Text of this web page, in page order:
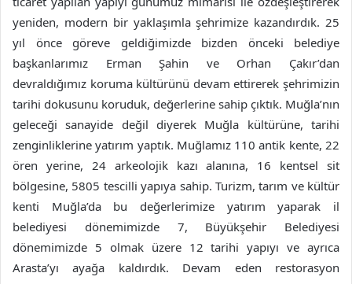
yeniden, modern bir yaklaşımla şehrimize kazandırdık. 25
yıl önce göreve geldiğimizde bizden önceki belediye
başkanlarımız Erman Şahin ve Orhan Çakır’dan
devraldığımız koruma kültürünü devam ettirerek şehrimizin
tarihi dokusunu koruduk, değerlerine sahip çıktık. Muğla’nın
geleceği sanayide değil diyerek Muğla kültürüne, tarihi
zenginliklerine yatırım yaptık. Muğlamız 110 antik kente, 22
ören yerine, 24 arkeolojik kazı alanına, 16 kentsel sit
bölgesine, 5805 tescilli yapıya sahip. Turizm, tarım ve kültür
kenti Muğla’da bu değerlerimize yatırım yaparak il
belediyesi dönemimizde 7, Büyükşehir Belediyesi
dönemimizde 5 olmak üzere 12 tarihi yapıyı ve ayrıca
Arasta’yı ayağa kaldırdık. Devam eden restorasyon